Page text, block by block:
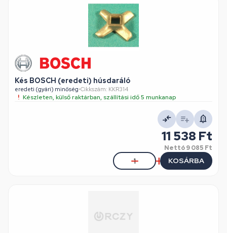
Kés BOSCH (eredeti) húsdaráló
eredeti (gyári) minőség•Cikkszám: KKR314
Készleten, külső raktárban, szállítási idő 5 munkanap
11 538 Ft
Nettó9 085 Ft
KOSÁRBA